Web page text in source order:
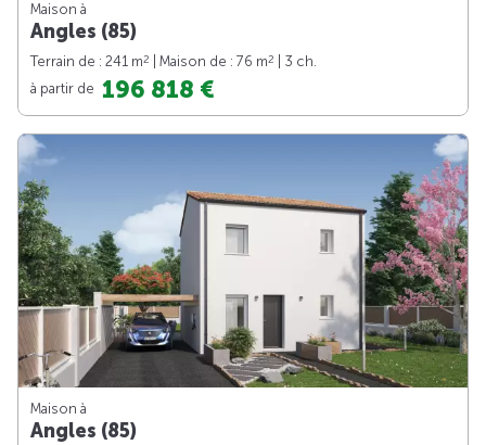
Maison à
Angles (85)
Terrain de : 241 m2 | Maison de : 76 m2
| 3 ch.
à partir de 196 818 €
Maison à
Angles (85)